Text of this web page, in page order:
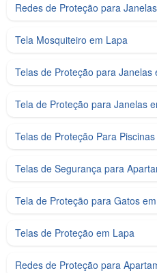
Redes de Proteção para
Tela Mosquiteiro em Lapa
Telas de Proteção para Janelas
Tela de Proteção para Janelas
Telas de Proteção Para
Telas de Segurança para
Tela de Proteção para Gatos
Telas de Proteção em Lapa
Redes de Proteção para